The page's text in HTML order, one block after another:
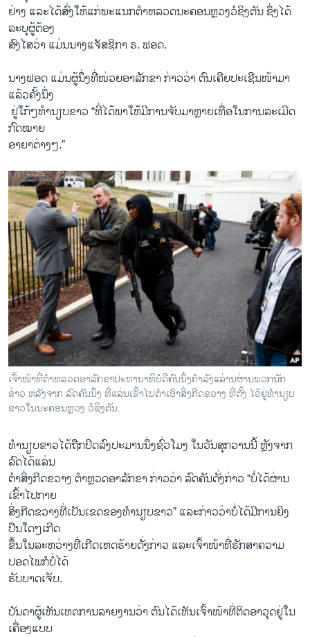
ຢ່າງ ​ແລະໄດ້​ສົ່ງ​ໃຫ້​ແກ່​ພະແນກ​ຕຳຫລວດ​ນະຄອນຫຼວງວໍຊິງຕັນ ຊຶ່ງ​ໄດ້​
ລະບຸຜູ້​ຕ້ອງ​
ສົງ​ໄສ​ວ່າ ​ແມ່ນ​ນາງ​ແຈັສຊິ​ກາ ຣ. ຟອດ.
ນາງ​ຟອດ ແມ່ນ​ຜູ້​ນຶ່ງ​ທີ່​ໜ່ວຍອາລັກຂາ ກ່າວ​ວ່າ ຕົນເຄີຍ​ປະ​ເຊີນ​ໜ້າມາ
ແລ້ວຄັ້ງນຶ່ງ
​ ຢູ່​ໃກ້ໆ​ທຳນຽບຂາວ “ທີ່​ໄດ້ພາໃຫ້​ມີ​ການຈັບ​ມາ​ຫຼາຍ​ເທື່ອໃ​ນການລະເມີດ
ກົດໝາຍ
ອາຍາ​ຕ່າງໆ.”
ເຈົ້າໜ້າທີ່ຕຳຫລວດອາລັກຂາປະທານາທິບໍດີຄົນນຶ່ງກຳລັງແລ່ານຜ່ານພວກນັກ
ຂ່າວ ຫລັງຈາກ ລົດຄັນນຶ່ງ ທີ່ແລ່ນ​ເຂົ້າໄປ​ຕຳ​ເອົາ​ສິ່ງ​ກີ​ດຂວາງ ທີ່ຕັ້ງ ໄວ້ຢູ່​ທຳນຽບ
ຂາວ​ໃນ​ນະຄອນຫຼວງ ວໍຊິງຕັນ.​
ທຳນຽບຂາວໄດ້​ຖືກ​ປິດ​ລົງ​ປະມານ​ນຶ່ງ​ຊົ່ວ​ໂມງ ​ໃນ​ວັນສຸກ​ວານ​ນີ້ ຫຼັງ​ຈາກ​
ລົດໄດ້ແລ່ນ​
ຕຳ​ສິ່ງ​ກີດ​ຂວາງ ຕຳຫຼວດ​ອາລັກຂາ ​ກ່າວ​ວ່າ ລົດ​ຄັນ​ດັ່ງກ່າວ “ບໍ່​ໄດ້​ຜ່ານ​
ເຂົ້າ​ໄປ​ກາຍ
ສິ່ງກີດ​ຂວາງທີ່ເປັນ​ເຂດຂອງ​ທຳນຽບຂາວ” ​ແລະ​ກ່າວ​ວ່າ​ບໍ່​ໄ​ດ້ມີການຍິງ​
ປືນ​ໃດໆ​ເກີດ
ຂຶ້ນໃນລະຫວ່າງທີ່ເກີດເຫດຮ້າຍດັ່ງກ່າວ ​ແລະ​ເຈົ້າ​ໜ້າ​ທີ່​ຮັກສາ​ຄວາມ​
ປອດ​ໄພກໍ​ບໍ່​ໄດ້​
ຮັບ​ບາດ​ເຈັບ.
ບັນດາ​ຜູ້​ເຫັນເຫດການ​ລາຍ​ງານວ່າ ​ຕົນໄດ້ເຫັນ​ເຈົ້າ​ໜ້າ​ທີ່​ຕິດ​ອາວຸດ​ຢູ່​ໃນ​
ເຄື່ອງ​ແບບ